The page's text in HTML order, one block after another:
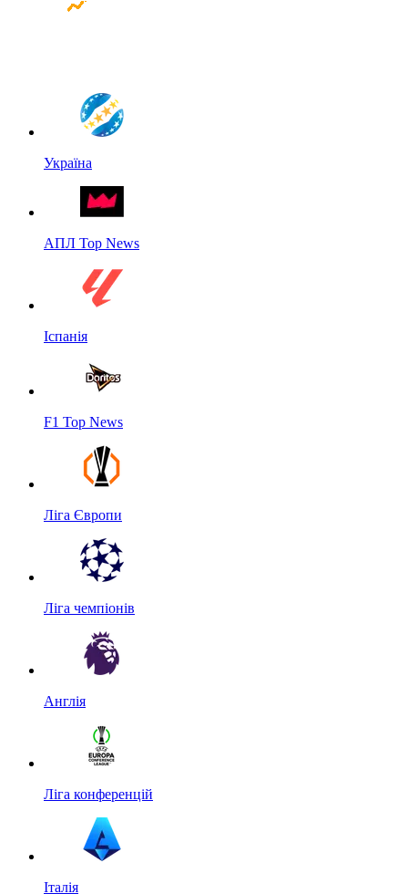
Україна
АПЛ Top News
Іспанія
F1 Top News
Ліга Європи
Ліга чемпіонів
Англія
Ліга конференцій
Італія